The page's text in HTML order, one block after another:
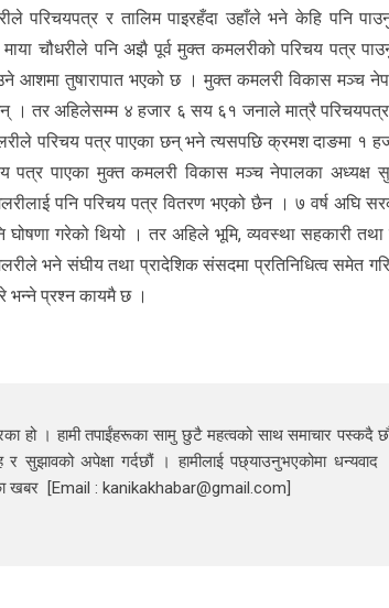
परिचयपत्र र तालिम पाइरहँदा उहाँले भने केहि पनि
चौधरीले पनि अझै पूर्व मुक्त कमलरीको परिचय पत्र
आशमा तुषारापात भएको छ । मुक्त कमलरी विकास मञ्च
। तर अहिलेसम्म ४ हजार ६ सय ६१ जनाले मात्रै
परिचय पत्र पाएका छन् भने त्यसपछि क्रमश दाङमा १
पाएका मुक्त कमलरी विकास मञ्च नेपालका अध्यक्ष
पनि परिचय पत्र वितरण भएको छैन । ७ वर्ष अघि
घोषणा गरेको थियो । तर अहिले भूमि, व्यवस्था सहकारी तथा
भने संघीय तथा प्रादेशिक संसदमा प्रतिनिधित्व समेत
भन्ने प्रश्न कायमै छ ।
हो । हामी तपाईंहरूका सामु छुटै महत्वको साथ समाचार पस्कदै
सुझावको अपेक्षा गर्दछौं । हामीलाई पछ्याउनुभएकोमा
खबर [Email : kanikakhabar@gmail.com]